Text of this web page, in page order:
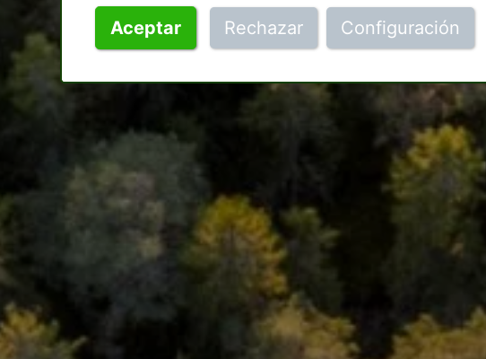
Aceptar Rechazar Configuración